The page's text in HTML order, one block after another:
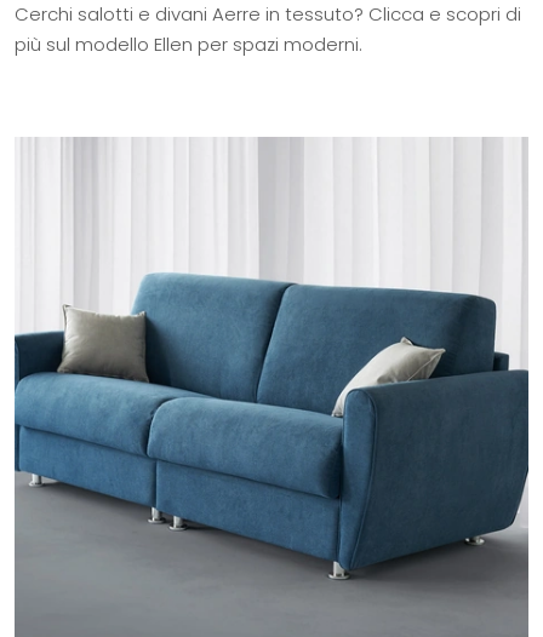
Cerchi salotti e divani Aerre in tessuto? Clicca e scopri di
più sul modello Ellen per spazi moderni.